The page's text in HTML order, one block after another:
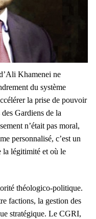
Khamenei ne
du système
la prise de pouvoir
Gardiens de la
n’était pas moral,
personnalisé, c’est un
la légitimité et où le
théologico-politique.
factions, la gestion des
stratégique. Le CGRI,